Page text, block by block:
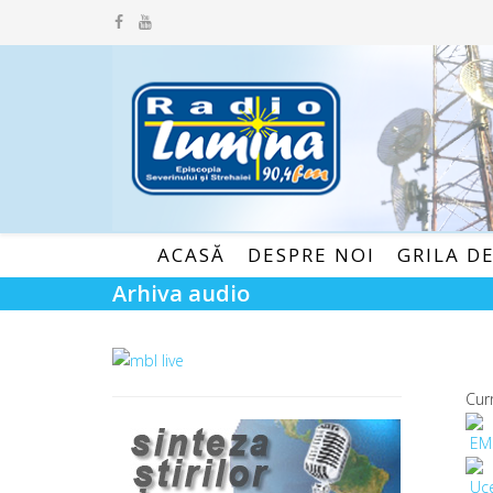
ACASĂ DESPRE NOI GRILA
Arhiva audio